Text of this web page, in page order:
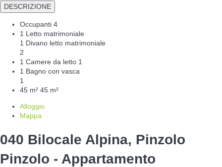
DESCRIZIONE
Occupanti 4
1 Letto matrimoniale
1 Divano letto matrimoniale
2
1 Camere da letto 1
1 Bagno con vasca
1
45 m² 45 m²
Alloggio
Mappa
040 Bilocale Alpina, Pinzolo
Pinzolo - Appartamento